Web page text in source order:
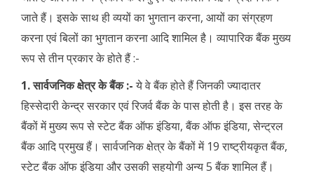
जाते हैं। इसके साथ ही व्ययों का भुगतान करना, आयों का संग्रहण
करना एवं बिलों का भुगतान करना आदि शामिल है। व्यापारिक बैंक मुख्य
रूप से तीन प्रकार के होते हैं :-
1. सार्वजनिक क्षेत्र के बैंक :-ये वे बैंक होते हैं जिनकी ज्यादातर
हिस्सेदारी केन्द्र सरकार एवं रिजर्व बैंक के पास होती है। इस तरह के
बैंकों में मुख्य रूप से स्टेट बैंक ऑफ इंडिया, बैंक ऑफ इंडिया, सेन्ट्रल
बैंक आदि प्रमुख हैं। सार्वजनिक क्षेत्र के बैंकों में 19 राष्ट्रीयकृत बैंक,
स्टेट बैंक ऑफ इंडिया और उसकी सहयोगी अन्य 5 बैंक शामिल हैं।